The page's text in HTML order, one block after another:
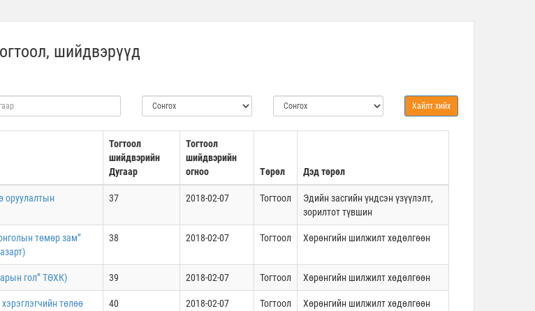
шийдвэрүүд
Тогтоол
шийдвэрийн
Дугаар
Тогтоол
шийдвэрийн
огноо
Төрөл Дэд төрөл
оруулалтын
37 2018-02-07 Тогтоол
Эдийн засгийн үндсэн үзүүлэлт,
зорилтот түвшин
төмөр зам”
38 2018-02-07 Тогтоол Хөрөнгийн шилжилт хөдөлгөөн
гол” ТӨХК) 39 2018-02-07 Тогтоол Хөрөнгийн шилжилт хөдөлгөөн
төлөө
40 2018-02-07 Тогтоол Хөрөнгийн шилжилт хөдөлгөөн